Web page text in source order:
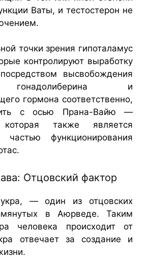
Ваты, и тестостерон не
точки зрения гипоталамус
контролируют выработку
высвобождения
гонадолиберина и
гормона соответственно,
с осью Прана-Вайю —
также является
частью функционирования
Отцовский фактор
— один из отцовских
в Аюрведе. Таким
человека происходит от
отвечает за создание и